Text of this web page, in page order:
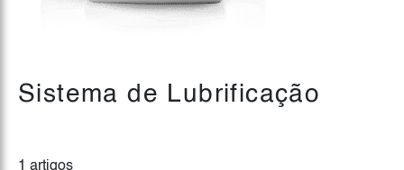
Sistema de Lubrificação
1 artigos